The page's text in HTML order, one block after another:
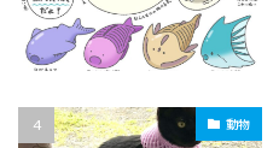
動物